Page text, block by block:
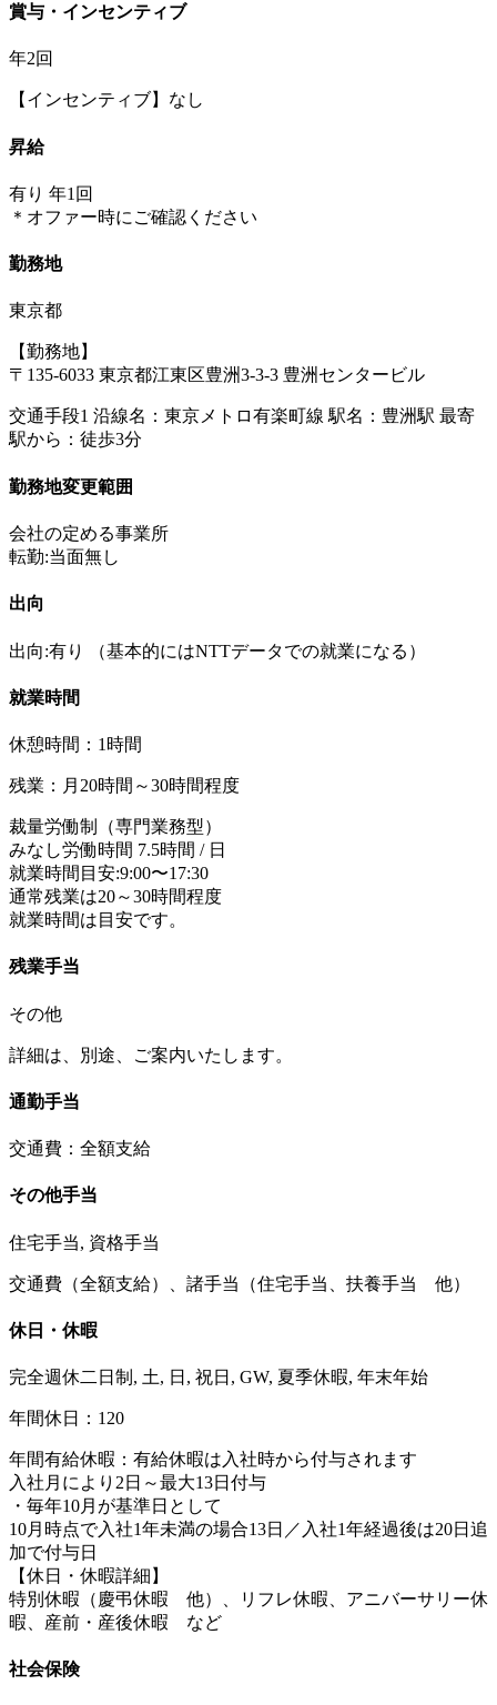
賞与・インセンティブ
年2回
【インセンティブ】なし
昇給
有り 年1回
＊オファー時にご確認ください
勤務地
東京都
【勤務地】
〒135-6033 東京都江東区豊洲3-3-3 豊洲センタービル
交通手段1 沿線名：東京メトロ有楽町線 駅名：豊洲駅 最寄
駅から：徒歩3分
勤務地変更範囲
会社の定める事業所
転勤:当面無し
出向
出向:有り （基本的にはNTTデータでの就業になる）
就業時間
休憩時間：1時間
残業：月20時間～30時間程度
裁量労働制（専門業務型）
みなし労働時間 7.5時間 / 日
就業時間目安:9:00〜17:30
通常残業は20～30時間程度
就業時間は目安です。
残業手当
その他
詳細は、別途、ご案内いたします。
通勤手当
交通費：全額支給
その他手当
住宅手当, 資格手当
交通費（全額支給）、諸手当（住宅手当、扶養手当 他）
休日・休暇
完全週休二日制, 土, 日, 祝日, GW, 夏季休暇, 年末年始
年間休日：120
年間有給休暇：有給休暇は入社時から付与されます
入社月により2日～最大13日付与
・毎年10月が基準日として
10月時点で入社1年未満の場合13日／入社1年経過後は20日追
加で付与日
【休日・休暇詳細】
特別休暇（慶弔休暇 他）、リフレ休暇、アニバーサリー休
暇、産前・産後休暇 など
社会保険